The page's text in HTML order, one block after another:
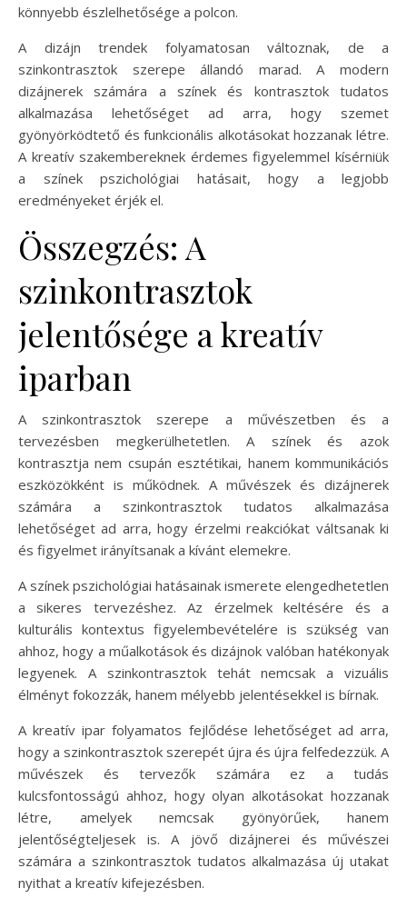
könnyebb észlelhetősége a polcon.
A dizájn trendek folyamatosan változnak, de a
szinkontrasztok szerepe állandó marad. A modern
dizájnerek számára a színek és kontrasztok tudatos
alkalmazása lehetőséget ad arra, hogy szemet
gyönyörködtető és funkcionális alkotásokat hozzanak létre.
A kreatív szakembereknek érdemes figyelemmel kísérniük
a színek pszichológiai hatásait, hogy a legjobb
eredményeket érjék el.
Összegzés: A
szinkontrasztok
jelentősége a kreatív
iparban
A szinkontrasztok szerepe a művészetben és a
tervezésben megkerülhetetlen. A színek és azok
kontrasztja nem csupán esztétikai, hanem kommunikációs
eszközökként is működnek. A művészek és dizájnerek
számára a szinkontrasztok tudatos alkalmazása
lehetőséget ad arra, hogy érzelmi reakciókat váltsanak ki
és figyelmet irányítsanak a kívánt elemekre.
A színek pszichológiai hatásainak ismerete elengedhetetlen
a sikeres tervezéshez. Az érzelmek keltésére és a
kulturális kontextus figyelembevételére is szükség van
ahhoz, hogy a műalkotások és dizájnok valóban hatékonyak
legyenek. A szinkontrasztok tehát nemcsak a vizuális
élményt fokozzák, hanem mélyebb jelentésekkel is bírnak.
A kreatív ipar folyamatos fejlődése lehetőséget ad arra,
hogy a szinkontrasztok szerepét újra és újra felfedezzük. A
művészek és tervezők számára ez a tudás
kulcsfontosságú ahhoz, hogy olyan alkotásokat hozzanak
létre, amelyek nemcsak gyönyörűek, hanem
jelentőségteljesek is. A jövő dizájnerei és művészei
számára a szinkontrasztok tudatos alkalmazása új utakat
nyithat a kreatív kifejezésben.